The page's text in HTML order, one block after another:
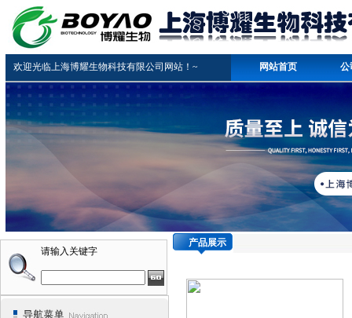
欢迎光临上海博耀生物科技有限公司网站！~ 网站首页 公
请输入关键字
产品展示